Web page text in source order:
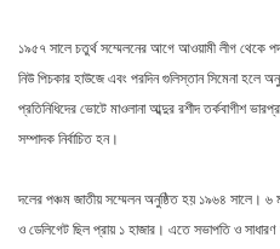
১৯৫৭ সালে চতুর্থ সম্মেলনের আগে আওয়ামী লীগ থেকে
নিউ পিচকার হাউজে এবং পরদিন গুলিস্তান সিমেনা হলে
প্রতিনিধিদের ভোটে মাওলানা আব্দুর রশীদ তর্কবাগীশ
সম্পাদক নির্বাচিত হন।
দলের পঞ্চম জাতীয় সম্মেলন অনুষ্ঠিত হয় ১৯৬৪ সালে। ৬
ও ডেলিগেট ছিল প্রায় ১ হাজার। এতে সভাপতি ও সাধারণ